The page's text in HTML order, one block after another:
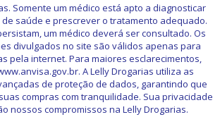
Somente um médico está apto a diagnosticar
saúde e prescrever o tratamento adequado.
um médico deverá ser consultado. Os
divulgados no site são válidos apenas para
pela internet. Para maiores esclarecimentos,
A Lelly Drogarias utiliza as
de proteção de dados, garantindo que
compras com tranquilidade. Sua privacidade
nossos compromissos na Lelly Drogarias.